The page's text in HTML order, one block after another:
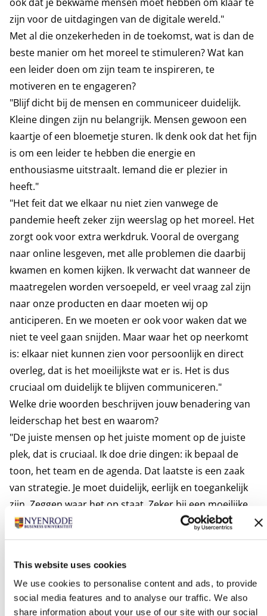
This website uses cookies
We use cookies to personalise content and ads, to provide
social media features and to analyse our traffic. We also
share information about your use of our site with our social
zijn voor de uitdagingen van de digitale wereld."
Met al die onzekerheden in de toekomst, wat is dan de
beste manier om het moreel te stimuleren? Wat kan
een leider doen om zijn team te inspireren, te
motiveren en te engageren?
"Blijf dicht bij de mensen en communiceer duidelijk.
Kleine dingen zijn nu belangrijk. Mensen gewoon een
kaartje of een bloemetje sturen. Ik denk ook dat het fijn
is om een leider te hebben die energie en
enthousiasme uitstraalt. Iemand die er plezier in
heeft."
"Het feit dat we elkaar nu niet zien vanwege de
pandemie heeft zeker zijn weerslag op het moreel. Het
zorgt ook voor extra werkdruk. Vooral de overgang
naar online lesgeven, met alle problemen die daarbij
kwamen en komen kijken. Ik verwacht dat wanneer de
maatregelen worden versoepeld, er veel vraag zal zijn
naar onze producten en daar moeten wij op
anticiperen. En we moeten er ook voor waken dat we
niet te veel gaan snijden. Maar waar het op neerkomt
is: elkaar niet kunnen zien voor persoonlijk en direct
overleg, dat is het moeilijkste wat er is. Het is dus
cruciaal om duidelijk te blijven communiceren."
Welke drie woorden beschrijven jouw benadering van
leiderschap het best en waarom?
"De juiste mensen op het juiste moment op de juiste
plek, dat is cruciaal. Ik doe drie dingen: ik bepaal de
toon, het team en de agenda. Dat laatste is een zaak
van strategie. Je moet duidelijk, eerlijk en toegankelijk
zijn. Zeggen waar het op staat. Zeker bij een moeilijke
boodschap is het belangrijk om niet om de hete brij
heen te draaien. Blijf dicht bij je mensen, wees er voor